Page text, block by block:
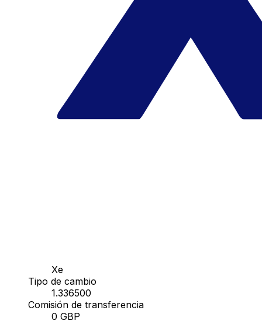
Xe
Tipo de cambio
1.336500
Comisión de transferencia
0 GBP